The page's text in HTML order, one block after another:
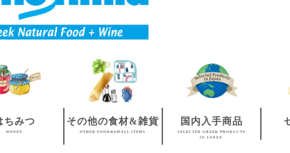
ちみつ
HONEY
その他の食材&雑貨
OTHER FOOD&SMALL ITEMS
国内入手商品
SELECTED GREEK PRODUCTS
IN JAPAN